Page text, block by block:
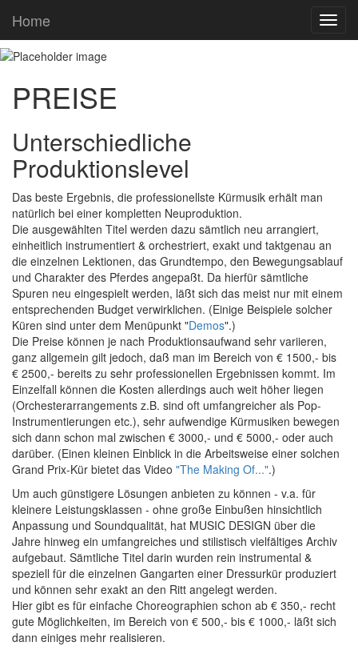
Home
PREISE
Unterschiedliche
Produktionslevel
Das beste Ergebnis, die professionellste Kürmusik erhält man
natürlich bei einer kompletten Neuproduktion.
Die ausgewählten Titel werden dazu sämtlich neu arrangiert,
einheitlich instrumentiert & orchestriert, exakt und taktgenau an
die einzelnen Lektionen, das Grundtempo, den Bewegungsablauf
und Charakter des Pferdes angepaßt. Da hierfür sämtliche
Spuren neu eingespielt werden, läßt sich das meist nur mit einem
entsprechenden Budget verwirklichen. (Einige Beispiele solcher
Küren sind unter dem Menüpunkt "Demos".)
Die Preise können je nach Produktionsaufwand sehr variieren,
ganz allgemein gilt jedoch, daß man im Bereich von € 1500,- bis
€ 2500,- bereits zu sehr professionellen Ergebnissen kommt. Im
Einzelfall können die Kosten allerdings auch weit höher liegen
(Orchesterarrangements z.B. sind oft umfangreicher als Pop-
Instrumentierungen etc.), sehr aufwendige Kürmusiken bewegen
sich dann schon mal zwischen € 3000,- und € 5000,- oder auch
darüber. (Einen kleinen Einblick in die Arbeitsweise einer solchen
Grand Prix-Kür bietet das Video "The Making Of...".)
Um auch günstigere Lösungen anbieten zu können - v.a. für
kleinere Leistungsklassen - ohne große Einbußen hinsichtlich
Anpassung und Soundqualität, hat MUSIC DESIGN über die
Jahre hinweg ein umfangreiches und stilistisch vielfältiges Archiv
aufgebaut. Sämtliche Titel darin wurden rein instrumental &
speziell für die einzelnen Gangarten einer Dressurkür produziert
und können sehr exakt an den Ritt angelegt werden.
Hier gibt es für einfache Choreographien schon ab € 350,- recht
gute Möglichkeiten, im Bereich von € 500,- bis € 1000,- läßt sich
dann einiges mehr realisieren.